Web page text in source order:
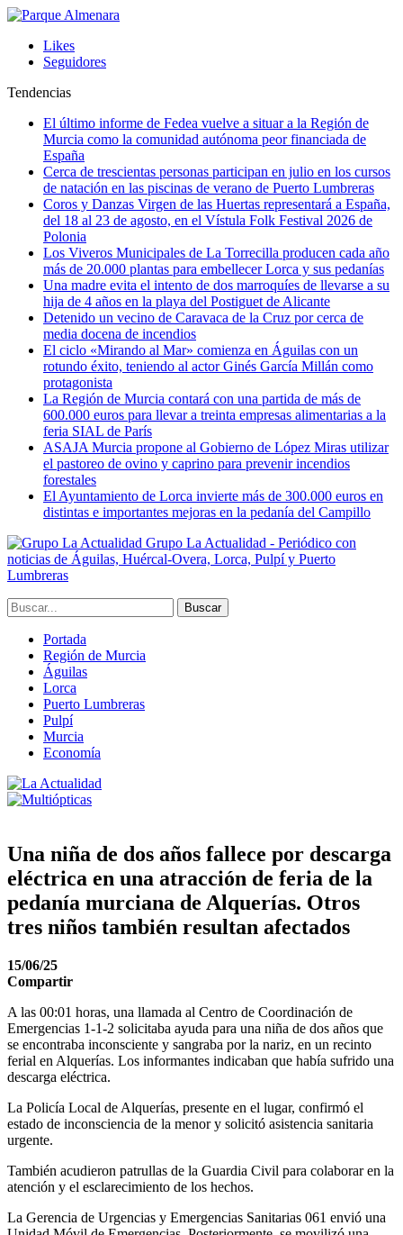
Likes
Seguidores
Tendencias
El último informe de Fedea vuelve a situar a la Región de
Murcia como la comunidad autónoma peor financiada de
España
Cerca de trescientas personas participan en julio en los cursos
de natación en las piscinas de verano de Puerto Lumbreras
Coros y Danzas Virgen de las Huertas representará a España,
del 18 al 23 de agosto, en el Vístula Folk Festival 2026 de
Polonia
Los Viveros Municipales de La Torrecilla producen cada año
más de 20.000 plantas para embellecer Lorca y sus pedanías
Una madre evita el intento de dos marroquíes de llevarse a su
hija de 4 años en la playa del Postiguet de Alicante
Detenido un vecino de Caravaca de la Cruz por cerca de
media docena de incendios
El ciclo «Mirando al Mar» comienza en Águilas con un
rotundo éxito, teniendo al actor Ginés García Millán como
protagonista
La Región de Murcia contará con una partida de más de
600.000 euros para llevar a treinta empresas alimentarias a la
feria SIAL de París
ASAJA Murcia propone al Gobierno de López Miras utilizar
el pastoreo de ovino y caprino para prevenir incendios
forestales
El Ayuntamiento de Lorca invierte más de 300.000 euros en
distintas e importantes mejoras en la pedanía del Campillo
Grupo La Actualidad - Periódico con
noticias de Águilas, Huércal-Overa, Lorca, Pulpí y Puerto
Lumbreras
Portada
Región de Murcia
Águilas
Lorca
Puerto Lumbreras
Pulpí
Murcia
Economía
Una niña de dos años fallece por descarga
eléctrica en una atracción de feria de la
pedanía murciana de Alquerías. Otros
tres niños también resultan afectados
15/06/25
Compartir
A las 00:01 horas, una llamada al Centro de Coordinación de
Emergencias 1-1-2 solicitaba ayuda para una niña de dos años que
se encontraba inconsciente y sangraba por la nariz, en un recinto
ferial en Alquerías. Los informantes indicaban que había sufrido una
descarga eléctrica.
La Policía Local de Alquerías, presente en el lugar, confirmó el
estado de inconsciencia de la menor y solicitó asistencia sanitaria
urgente.
También acudieron patrullas de la Guardia Civil para colaborar en la
atención y el esclarecimiento de los hechos.
La Gerencia de Urgencias y Emergencias Sanitarias 061 envió una